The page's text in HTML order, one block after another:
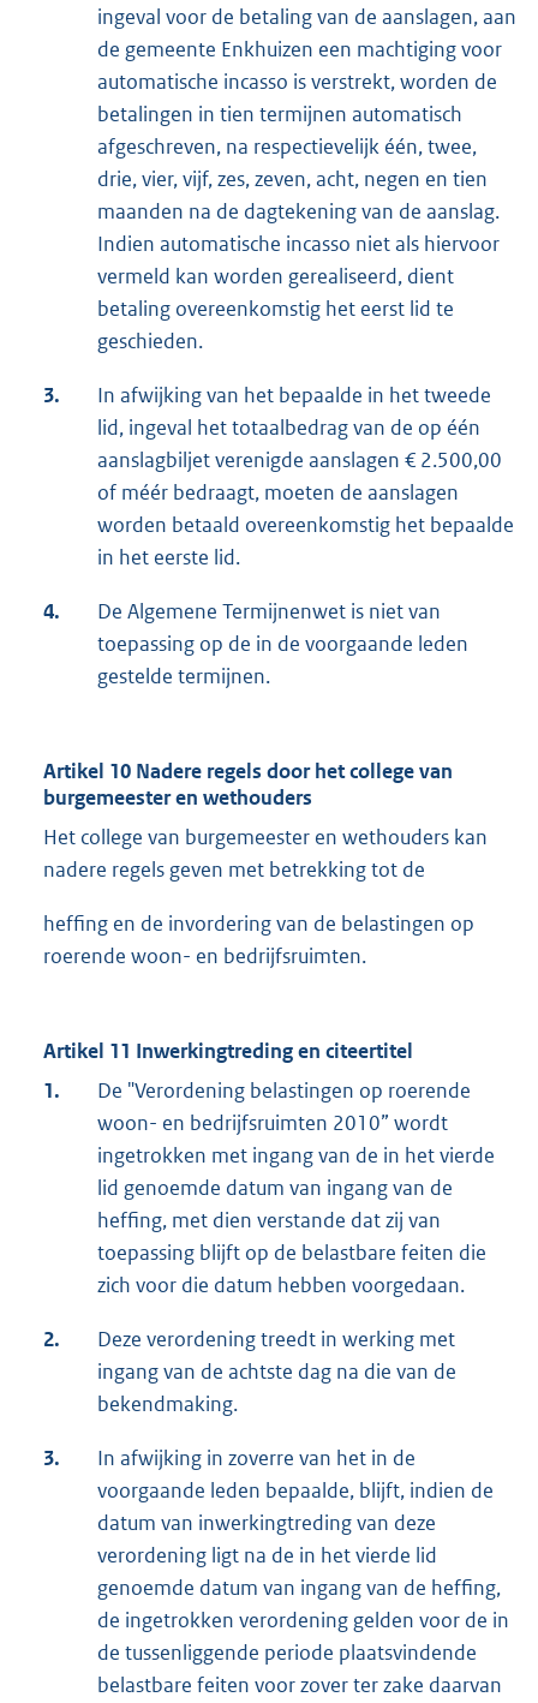
ingeval voor de betaling van de aanslagen, aan
de gemeente Enkhuizen een machtiging voor
automatische incasso is verstrekt, worden de
betalingen in tien termijnen automatisch
afgeschreven, na respectievelijk één, twee,
drie, vier, vijf, zes, zeven, acht, negen en tien
maanden na de dagtekening van de aanslag.
Indien automatische incasso niet als hiervoor
vermeld kan worden gerealiseerd, dient
betaling overeenkomstig het eerst lid te
geschieden.
3.
In afwijking van het bepaalde in het tweede
lid, ingeval het totaalbedrag van de op één
aanslagbiljet verenigde aanslagen € 2.500,00
of méér bedraagt, moeten de aanslagen
worden betaald overeenkomstig het bepaalde
in het eerste lid.
4.
De Algemene Termijnenwet is niet van
toepassing op de in de voorgaande leden
gestelde termijnen.
Artikel 10 Nadere regels door het college van
burgemeester en wethouders
Het college van burgemeester en wethouders kan
nadere regels geven met betrekking tot de
heffing en de invordering van de belastingen op
roerende woon- en bedrijfsruimten.
Artikel 11 Inwerkingtreding en citeertitel
1.
De "Verordening belastingen op roerende
woon- en bedrijfsruimten 2010” wordt
ingetrokken met ingang van de in het vierde
lid genoemde datum van ingang van de
heffing, met dien verstande dat zij van
toepassing blijft op de belastbare feiten die
zich voor die datum hebben voorgedaan.
2.
Deze verordening treedt in werking met
ingang van de achtste dag na die van de
bekendmaking.
3.
In afwijking in zoverre van het in de
voorgaande leden bepaalde, blijft, indien de
datum van inwerkingtreding van deze
verordening ligt na de in het vierde lid
genoemde datum van ingang van de heffing,
de ingetrokken verordening gelden voor de in
de tussenliggende periode plaatsvindende
belastbare feiten voor zover ter zake daarvan